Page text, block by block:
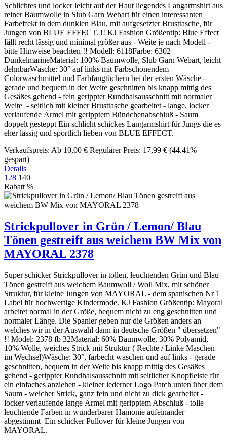
Schlichtes und locker leicht auf der Haut liegendes Langarmshirt aus
reiner Baumwolle in Slub Garn Webart für einen interessanten
Farbeffekt in dem dunklen Blau, mit aufgesetzter Brusttasche, für
Jungen von BLUE EFFECT. !! KJ Fashion Größentip: Blue Effect
fällt recht lässig und minimal größer aus - Weite je nach Modell -
bitte Hinweise beachten !! Modell: 6118Farbe: 6302
DunkelmarineMaterial: 100% Baumwolle, Slub Garn Webart, leicht
dehnbarWäsche: 30° auf links mit Farbschonendem
Colorwaschmittel und Farbfangtüchern bei der ersten Wäsche -
gerade und bequem in der Weite geschnitten bis knapp mittig des
Gesäßes gehend - fein gerippter Rundhalsausschnitt mit normaler
Weite - seitlich mit kleiner Brusttasche gearbeitet - lange, locker
verlaufende Ärmel mit geripptem Bündchenabschluß - Saum
doppelt gesteppt Ein schlicht schickes Langarmshirt für Jungs die es
eher lässig und sportlich lieben von BLUE EFFECT.
Verkaufspreis: Ab 10,00 € Regulärer Preis: 17,99 € (44.41%
gespart)
Details
128 140
Rabatt %
Strickpullover in Grün / Lemon/ Blau
Tönen gestreift aus weichem BW Mix von
MAYORAL 2378
Super schicker Strickpullover in tollen, leuchtenden Grün und Blau
Tönen gestreift aus weichem Baumwoll / Woll Mix, mit schöner
Struktur, für kleine Jungen von MAYORAL - dem spanischen Nr 1
Label für hochwertige Kindermode. KJ Fashion Größentip: Mayoral
arbeitet normal in der Größe, bequem nicht zu eng geschnitten und
normaler Länge. Die Spanier geben nur die Größen anders an
welches wir in der Auswahl dann in deutsche Größen " übersetzen"
!! Model: 2378 fb 32Material: 60% Baumwolle, 30% Polyamid,
10% Wolle, weiches Strick mit Struktur ( Rechte / Linke Maschen
im Wechsel)Wäsche: 30°, farbecht waschen und auf links - gerade
geschnitten, bequem in der Weite bis knapp mittig des Gesäßes
gehend - gerippter Rundhalsausschnitt mit seitlicher Knopfleiste für
ein einfaches anziehen - kleiner lederner Logo Patch unten über dem
Saum - weicher Strick, ganz fein und nicht zu dick gearbeitet -
locker verlaufende lange Ärmel mit geripptem Abschluß - tolle
leuchtende Farben in wunderbarer Hamonie aufeinander
abgestimmt Ein schicker Pullover für kleine Jungen von
MAYORAL.